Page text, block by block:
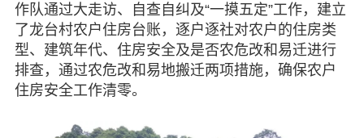
作队通过大走访、自查自纠及“一摸五定”工作，建立
了龙台村农户住房台账，逐户逐社对农户的住房类
型、建筑年代、住房安全及是否农危改和易迁进行
排查，通过农危改和易地搬迁两项措施，确保农户
住房安全工作清零。